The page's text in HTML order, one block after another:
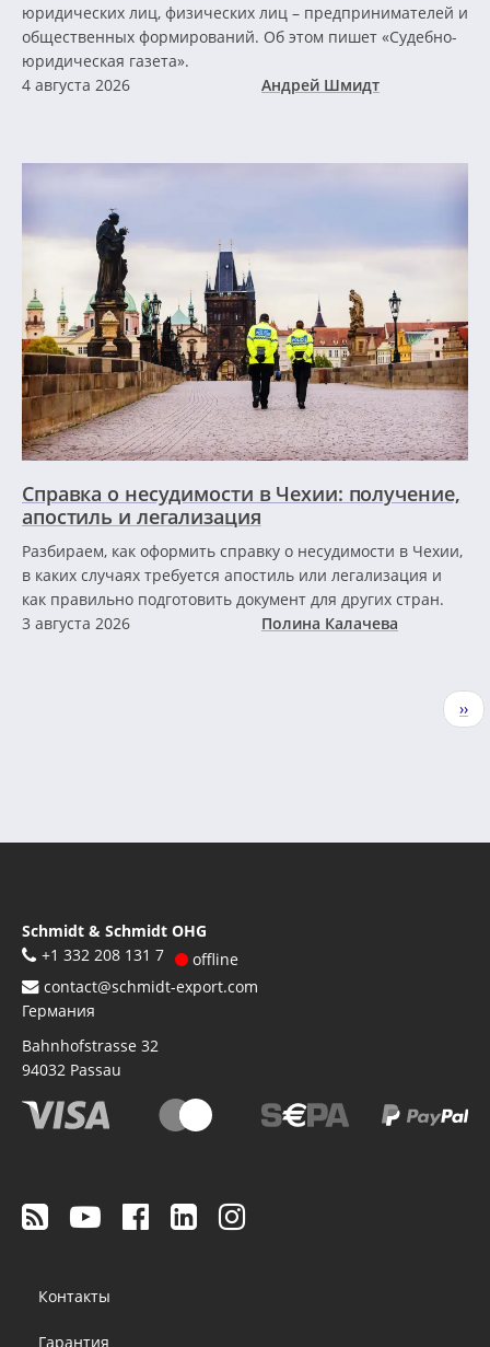
юридических лиц, физических лиц – предпринимателей и
общественных формирований. Об этом пишет «Судебно-
юридическая газета».
4 августа 2026
Андрей Шмидт
Справка о несудимости в Чехии: получение,
апостиль и легализация
Разбираем, как оформить справку о несудимости в Чехии,
в каких случаях требуется апостиль или легализация и
как правильно подготовить документ для других стран.
3 августа 2026
Полина Калачева
››
Schmidt & Schmidt OHG
+1 332 208 131 7
offline
contact@schmidt-export.com
Германия
Bahnhofstrasse 32
94032 Passau
menu
Контакты
Гарантия